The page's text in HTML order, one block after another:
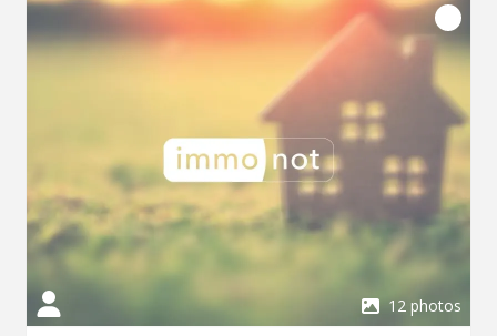
12 photos